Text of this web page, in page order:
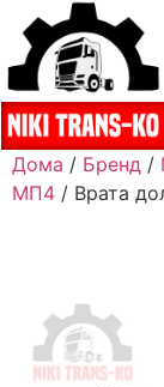
Дома / Бренд /
МП4 / Врата